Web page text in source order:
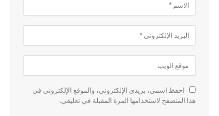
احفظ اسمي، بريدي الإلكتروني، والموقع الإلكتروني في
هذا المتصفح لاستخدامها المرة المقبلة في تعليقي.